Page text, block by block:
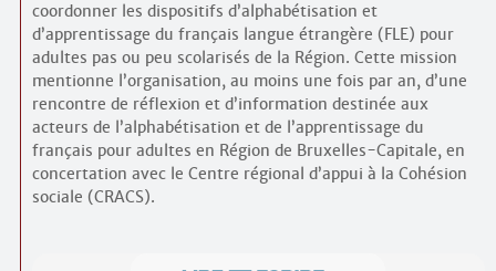
coordonner les dispositifs d’alphabétisation et
d’apprentissage du français langue étrangère (FLE) pour
adultes pas ou peu scolarisés de la Région. Cette mission
mentionne l’organisation, au moins une fois par an, d’une
rencontre de réflexion et d’information destinée aux
acteurs de l’alphabétisation et de l’apprentissage du
français pour adultes en Région de Bruxelles-Capitale, en
concertation avec le Centre régional d’appui à la Cohésion
sociale (CRACS).